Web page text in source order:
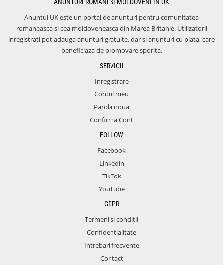
ANUNTURI ROMANI SI MOLDOVENI IN UK
Anuntul UK este un portal de anunturi pentru comunitatea
romaneasca si cea moldoveneasca din Marea Britanie. Utilizatorii
inregistrati pot adauga anunturi gratuite, dar si anunturi cu plata, care
beneficiaza de promovare sporita.
SERVICII
Inregistrare
Contul meu
Parola noua
Confirma Cont
FOLLOW
Facebook
Linkedin
TikTok
YouTube
GDPR
Termeni si conditii
Confidentialitate
Intrebari frecvente
Contact